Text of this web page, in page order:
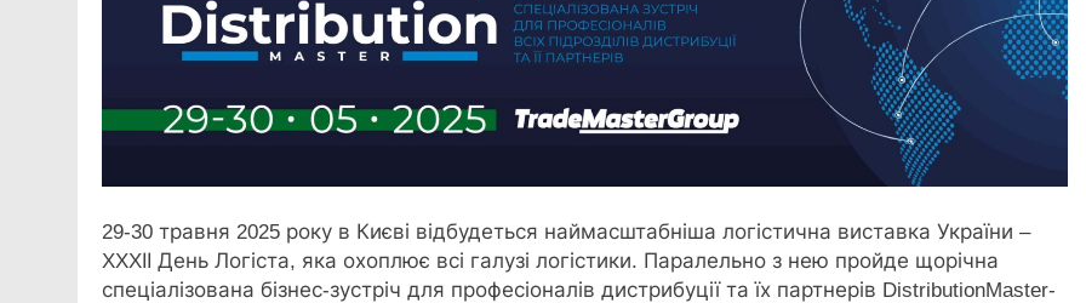
29-30 травня 2025 року в Києві відбудеться наймасштабніша логістична виставка України –
XXXІІ День Логіста, яка охоплює всі галузі логістики. Паралельно з нею пройде щорічна
спеціалізована бізнес-зустріч для професіоналів дистрибуції та їх партнерів DistributionMaster-